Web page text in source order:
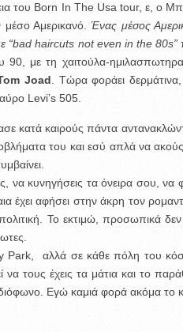
του Born Ιn Τhe Usa tour, ε, ο
μέσο Αμερικανό.Ένας μέσος
“bad haircuts not even in the 80s”
90, με τη χαιτούλα-
Joad. Τώρα φοράει
Levi’s 505.
κατά καιρούς πάντα
του και εσύ απλά να
να κυνηγήσεις τα όνειρα σου, να
έχει αφήσει στην άκρη τον
πολιτική. Το εκτιμώ, προσωπικά
αλλά σε κάθε πόλη του
τους έχεις τα μάτια και το
Εγώ καμιά φορά ακόμα